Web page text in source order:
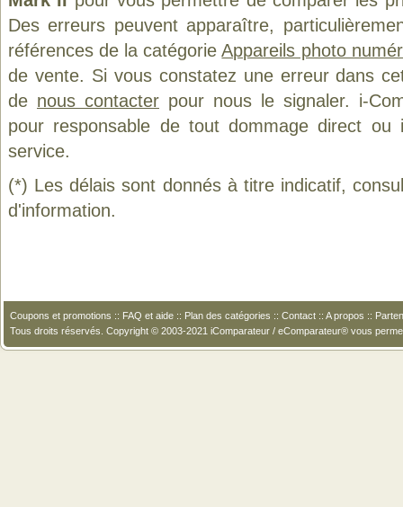
Des erreurs peuvent apparaître,
références de la catégorieAppareils photo
de vente. Si vous constatez une erreur dans
de nous contacter pour nous le signaler. i-
pour responsable de tout dommage direct
service.
(*) Les délais sont donnés à titre indicatif,
d'information.
Coupons et promotions :: FAQ et aide :: Plan des catégories :: Contact :: A propos ::
Tous droits réservés. Copyright © 2003-2021 iComparateur / eComparateur® vous